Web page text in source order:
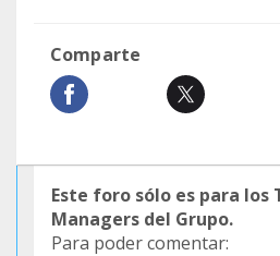
Comparte
Este foro sólo es para los
Managers del Grupo.
Para poder comentar: